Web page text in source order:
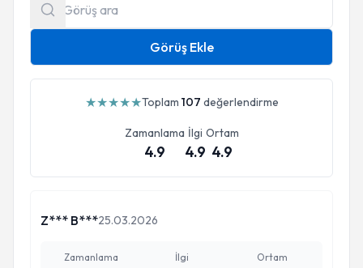
Görüş Ekle
★★★★★Toplam 107 değerlendirme
Zamanlama
4.9
İlgi
4.9
Ortam
4.9
Z*** B***25.03.2026
Zamanlama İlgi Ortam